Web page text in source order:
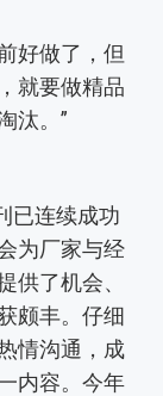
好做了，但
就要做精品
汰。”
已连续成功
为厂家与经
供了机会、
颇丰。仔细
情沟通，成
内容。今年